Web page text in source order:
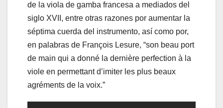
de la viola de gamba francesa a mediados del
siglo XVII, entre otras razones por aumentar la
séptima cuerda del instrumento, así como por,
en palabras de François Lesure, “son beau port
de main qui a donné la dernière perfection à la
viole en permettant d’imiter les plus beaux
agréments de la voix.”